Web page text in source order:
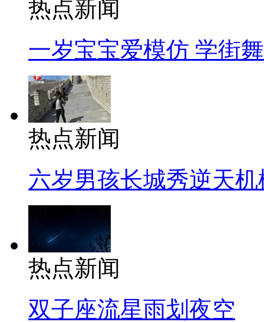
热点新闻
一岁宝宝爱模仿 学街
热点新闻
六岁男孩长城秀逆天机
热点新闻
双子座流星雨划夜空